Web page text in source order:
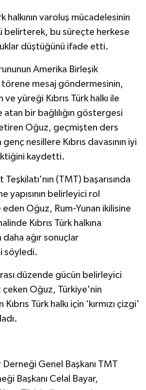
halkının varoluş mücadelesinin
belirterek, bu süreçte herkese
düştüğünü ifade etti.
Amerika Birleşik
mesaj göndermesinin,
yüreği Kıbrıs Türk halkı ile
atan bir bağlılığın göstergesi
Oğuz, geçmişten ders
genç nesillere Kıbrıs davasının iyi
kaydetti.
(TMT) başarısında
yapısının belirleyici rol
eden Oğuz, Rum-Yunan ikilisine
Kıbrıs Türk halkına
ağır sonuçlar
söyledi.
düzende gücün belirleyici
Oğuz, Türkiye'nin
Türk halkı için 'kırmızı çizgi'
Genel Başkanı TMT
Başkanı Celal Bayar,